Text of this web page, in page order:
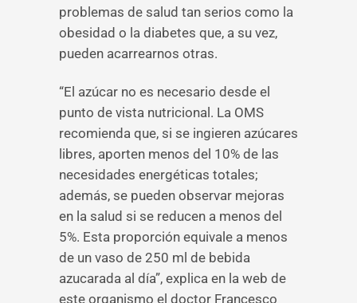
problemas de salud tan serios como la
obesidad o la diabetes que, a su vez,
pueden acarrearnos otras.
“El azúcar no es necesario desde el
punto de vista nutricional. La OMS
recomienda que, si se ingieren azúcares
libres, aporten menos del 10% de las
necesidades energéticas totales;
además, se pueden observar mejoras
en la salud si se reducen a menos del
5%. Esta proporción equivale a menos
de un vaso de 250 ml de bebida
azucarada al día”, explica en la web de
este organismo el doctor Francesco